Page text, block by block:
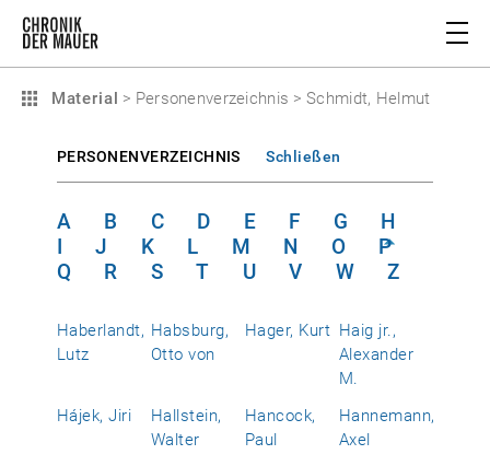
Material > Personenverzeichnis > Schmidt, Helmut
PERSONENVERZEICHNIS Schließen
A B C D E F G
H
I
J K L M N O
P
Q
R S T U V W Z
Haberlandt,
Lutz
Habsburg,
Otto von
Hager, Kurt Haig jr.,
Alexander
M.
Hájek, Jiri
Hallstein,
Walter
Hancock,
Paul
Hannemann,
Axel